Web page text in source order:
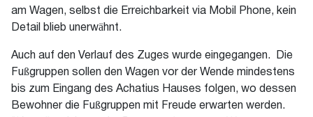
am Wagen, selbst die Erreichbarkeit via Mobil Phone, kein
Detail blieb unerwähnt.
Auch auf den Verlauf des Zuges wurde eingegangen. Die
Fußgruppen sollen den Wagen vor der Wende mindestens
bis zum Eingang des Achatius Hauses folgen, wo dessen
Bewohner die Fußgruppen mit Freude erwarten werden.